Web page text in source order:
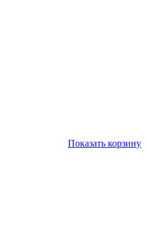
Показать корзину